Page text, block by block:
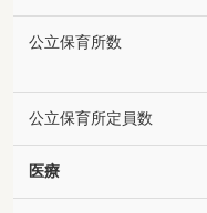
公立保育所数
公立保育所定員数
医療